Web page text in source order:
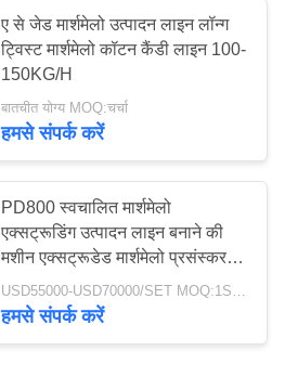
ए से जेड मार्शमेलो उत्पादन लाइन लॉन्ग
ट्विस्ट मार्शमेलो कॉटन कैंडी लाइन 100-
150KG/H
बातचीत योग्य MOQ:चर्चा
हमसे संपर्क करें
PD800 स्वचालित मार्शमेलो
एक्सट्रूडिंग उत्पादन लाइन बनाने की
मशीन एक्सट्रूडेड मार्शमेलो प्रसंस्करण
लाइन उपकरण
USD55000-USD70000/SET MOQ:1SET
हमसे संपर्क करें